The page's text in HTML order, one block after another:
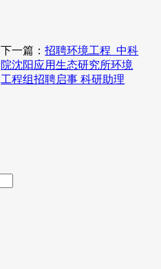
下一篇：招聘环境工程_中科
院沈阳应用生态研究所环境
工程组招聘启事 科研助理